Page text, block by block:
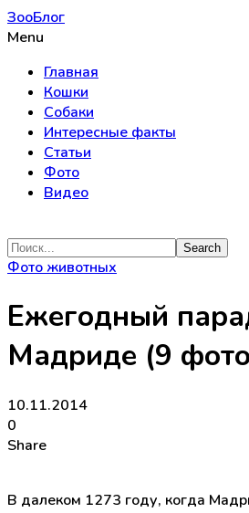
ЗооБлог
Menu
Главная
Кошки
Собаки
Интересные факты
Статьи
Фото
Видео
Фото животных
Ежегодный
Мадриде (9
10.11.2014
0
Share
В далеком 1273 году, когда